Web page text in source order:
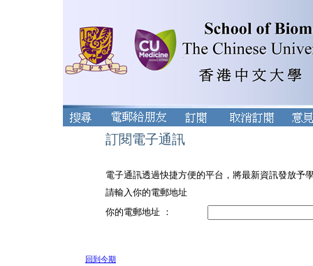
訂閱電子通訊
電子通訊透過快捷方便的平台，將最新資訊發放予
請輸入你的電郵地址
你的電郵地址 ：
回到今期